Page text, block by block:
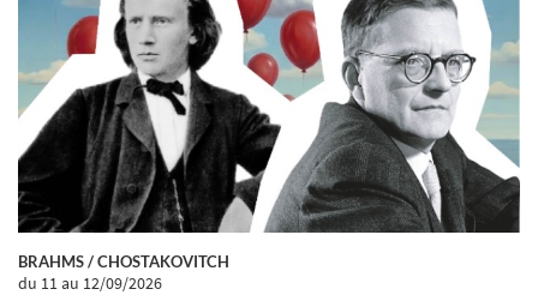
BRAHMS / CHOSTAKOVITCH
du 11au 12/09/2026